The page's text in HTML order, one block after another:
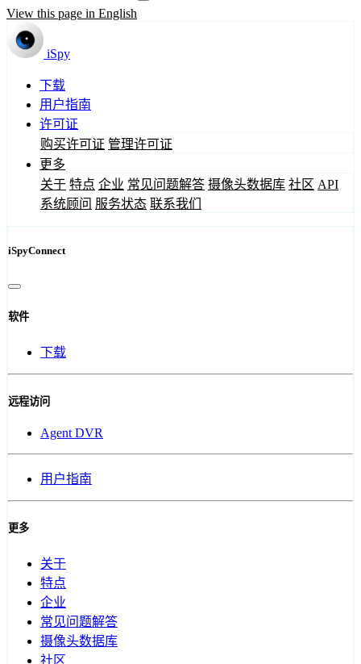
View this page in English
iSpy
下载
用户指南
许可证
购买许可证 管理许可证
更多
关于 特点 企业 常见问题解答 摄像头数据库 社区 API
系统顾问 服务状态 联系我们
iSpyConnect
软件
下载
远程访问
Agent DVR
用户指南
更多
关于
特点
企业
常见问题解答
摄像头数据库
社区